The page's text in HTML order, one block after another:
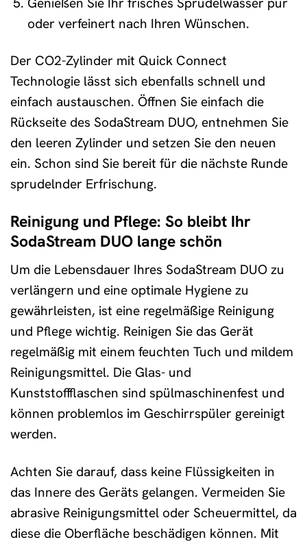
oder verfeinert nach Ihren Wünschen.
Der CO2-Zylinder mit Quick Connect
Technologie lässt sich ebenfalls schnell und
einfach austauschen. Öffnen Sie einfach die
Rückseite des SodaStream DUO, entnehmen Sie
den leeren Zylinder und setzen Sie den neuen
ein. Schon sind Sie bereit für die nächste Runde
sprudelnder Erfrischung.
Reinigung und Pflege: So bleibt Ihr
SodaStream DUO lange schön
Um die Lebensdauer Ihres SodaStream DUO zu
verlängern und eine optimale Hygiene zu
gewährleisten, ist eine regelmäßige Reinigung
und Pflege wichtig. Reinigen Sie das Gerät
regelmäßig mit einem feuchten Tuch und mildem
Reinigungsmittel. Die Glas- und
Kunststoffflaschen sind spülmaschinenfest und
können problemlos im Geschirrspüler gereinigt
werden.
Achten Sie darauf, dass keine Flüssigkeiten in
das Innere des Geräts gelangen. Vermeiden Sie
abrasive Reinigungsmittel oder Scheuermittel, da
diese die Oberfläche beschädigen können. Mit